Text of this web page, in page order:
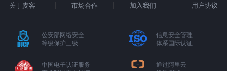
关于麦客 市场合作 加入我们 用户协议
公安部网络安全
等级保护三级
信息安全管理
体系国际认证
中国电子认证服务
通过阿里云